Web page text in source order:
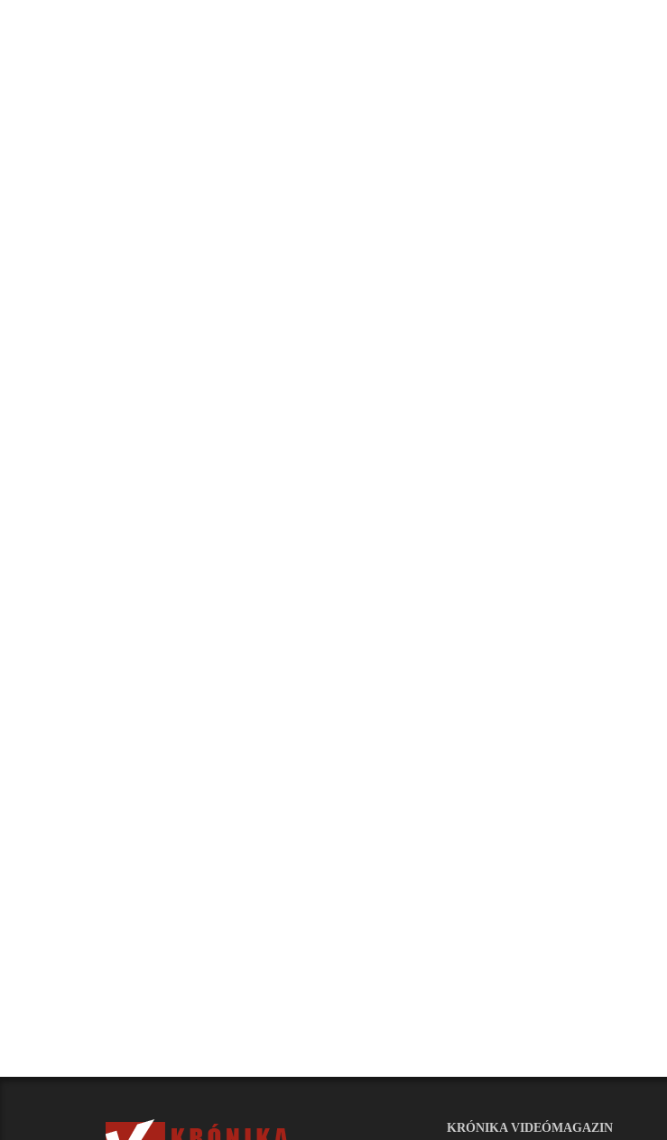
KRÓNIKA VIDEÓMAGAZIN